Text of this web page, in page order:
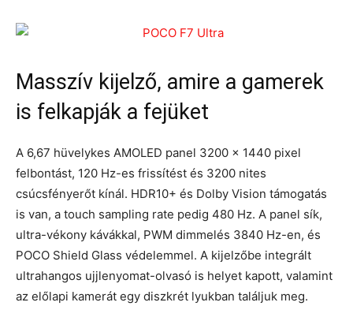
Masszív kijelző, amire a gamerek
is felkapják a fejüket
A 6,67 hüvelykes AMOLED panel 3200 x 1440 pixel
felbontást, 120 Hz-es frissítést és 3200 nites
csúcsfényerőt kínál. HDR10+ és Dolby Vision támogatás
is van, a touch sampling rate pedig 480 Hz. A panel sík,
ultra-vékony kávákkal, PWM dimmelés 3840 Hz-en, és
POCO Shield Glass védelemmel. A kijelzőbe integrált
ultrahangos ujjlenyomat-olvasó is helyet kapott, valamint
az előlapi kamerát egy diszkrét lyukban találjuk meg.